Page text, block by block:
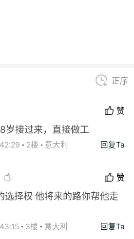
正序
赞
岁接过来，直接做工
2楼 意大利 回复Ta
赞
选择权 他将来的路你帮他走
3楼 意大利 回复Ta